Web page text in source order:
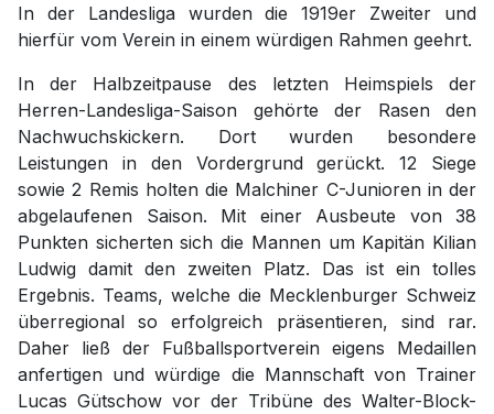
In der Landesliga wurden die 1919er Zweiter und
hierfür vom Verein in einem würdigen Rahmen geehrt.
In der Halbzeitpause des letzten Heimspiels der
Herren-Landesliga-Saison gehörte der Rasen den
Nachwuchskickern. Dort wurden besondere
Leistungen in den Vordergrund gerückt. 12 Siege
sowie 2 Remis holten die Malchiner C-Junioren in der
abgelaufenen Saison. Mit einer Ausbeute von 38
Punkten sicherten sich die Mannen um Kapitän Kilian
Ludwig damit den zweiten Platz. Das ist ein tolles
Ergebnis. Teams, welche die Mecklenburger Schweiz
überregional so erfolgreich präsentieren, sind rar.
Daher ließ der Fußballsportverein eigens Medaillen
anfertigen und würdige die Mannschaft von Trainer
Lucas Gütschow vor der Tribüne des Walter-Block-